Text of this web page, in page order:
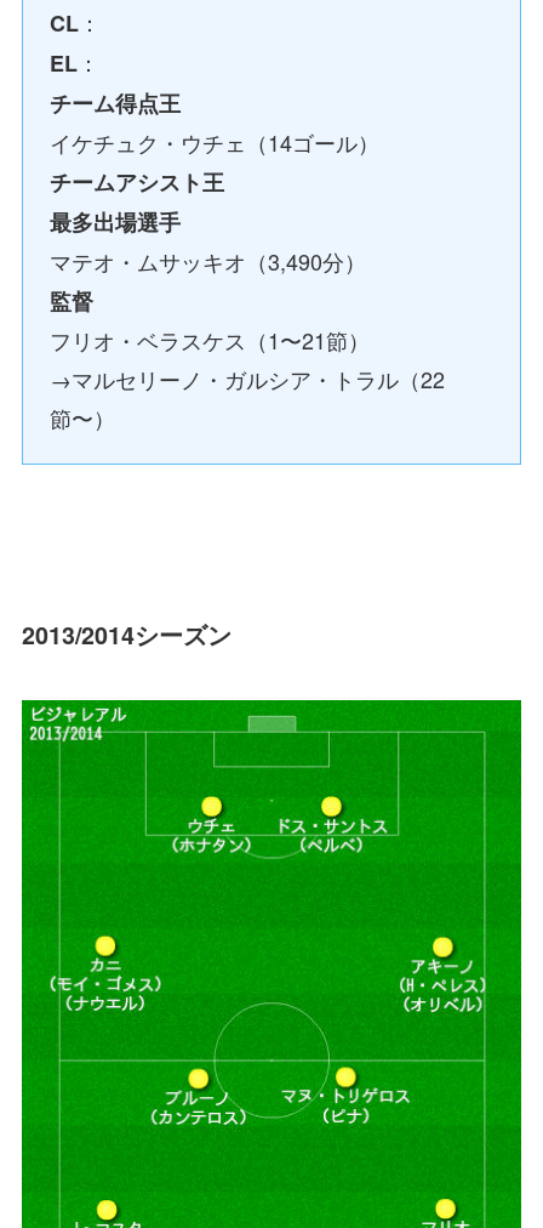
CL ：
EL ：
チーム得点王
イケチュク・ウチェ（14ゴール）
チームアシスト王
最多出場選手
マテオ・ムサッキオ（3,490分）
監督
フリオ・ベラスケス（1〜21節）
→マルセリーノ・ガルシア・トラル（22
節〜）
2013/2014シーズン